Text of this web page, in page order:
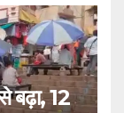
बढ़ा, 12